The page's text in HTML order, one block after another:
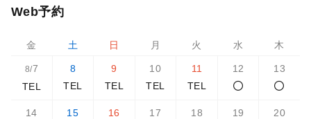
Web予約
金 土 日 月 火 水 木
8/7
TEL
8
TEL
9
TEL
10
TEL
11
TEL
12 13
14 15 16 17 18 19 20